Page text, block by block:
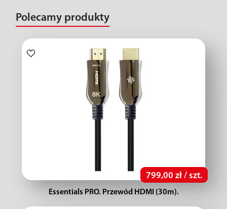
Polecamy produkty
799,00 zł / szt.
Essentials PRO. Przewód HDMI (30m).